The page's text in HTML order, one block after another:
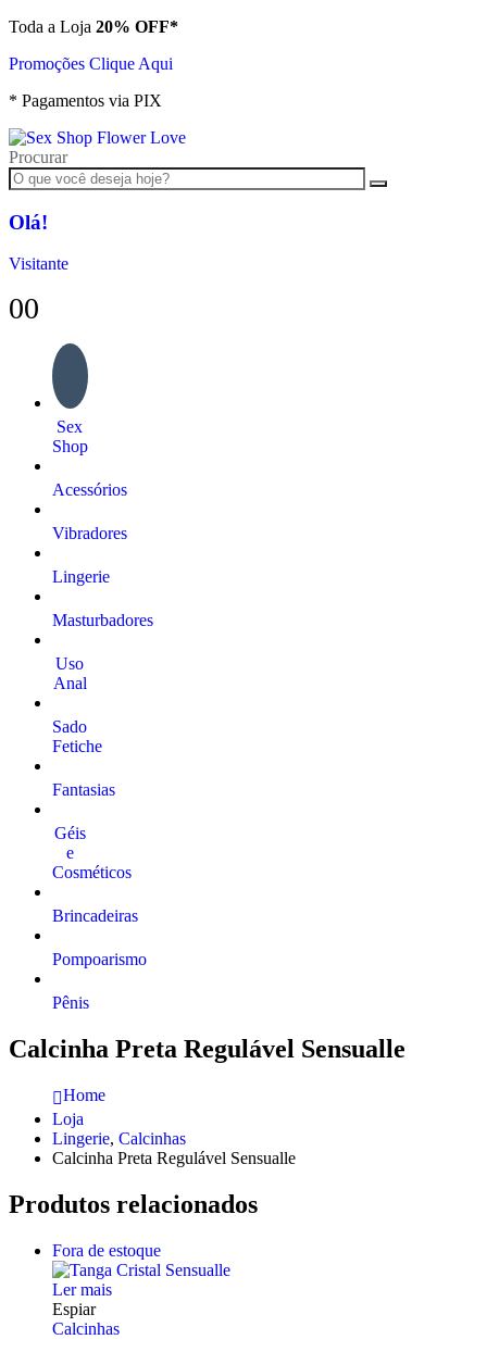
Toda a Loja 20% OFF*
Promoções Clique Aqui
* Pagamentos via PIX
Procurar
Olá!
Visitante
00
Sex
Shop
Acessórios
Vibradores
Lingerie
Masturbadores
Uso
Anal
Sado
Fetiche
Fantasias
Géis
e
Cosméticos
Brincadeiras
Pompoarismo
Pênis
Calcinha Preta Regulável Sensualle
Home
Loja
Lingerie, Calcinhas
Calcinha Preta Regulável Sensualle
Produtos relacionados
Fora de estoque
Ler mais
Espiar
Calcinhas